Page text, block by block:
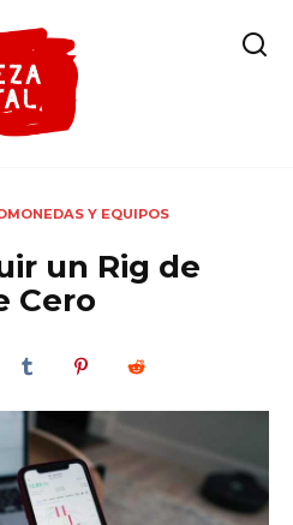
Y EQUIPOS
un Rig de
Cero